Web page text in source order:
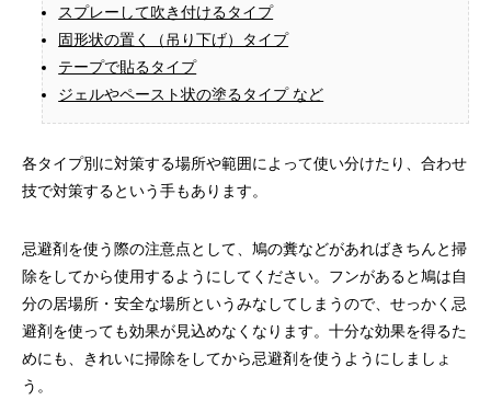
スプレーして吹き付けるタイプ
固形状の置く（吊り下げ）タイプ
テープで貼るタイプ
ジェルやペースト状の塗るタイプ など
各タイプ別に対策する場所や範囲によって使い分けたり、合わせ
技で対策するという手もあります。
忌避剤を使う際の注意点として、鳩の糞などがあればきちんと掃
除をしてから使用するようにしてください。フンがあると鳩は自
分の居場所・安全な場所というみなしてしまうので、せっかく忌
避剤を使っても効果が見込めなくなります。十分な効果を得るた
めにも、きれいに掃除をしてから忌避剤を使うようにしましょ
う。